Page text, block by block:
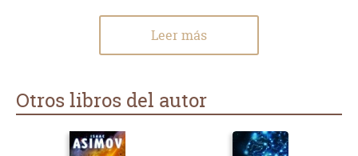
Leer más
Otros libros del autor